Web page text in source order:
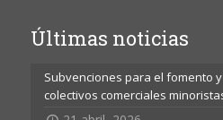
Últimas noticias
Subvenciones para el fomento
colectivos comerciales